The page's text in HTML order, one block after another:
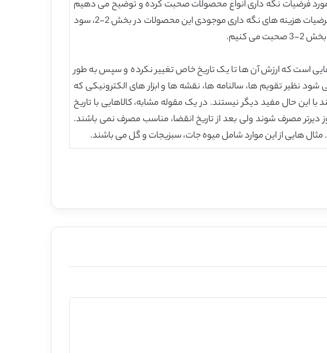
مورد فرضیات نگه داری انواع محصولات صحبت کرده و توضیح می دهیم
که چگونه می توان از آن ها در مدل استفاده کرد. به طور خاص، ما در مورد انواع فساد محصول در بخش 2-1، فرضیات هزینه های نگه داری موجودی این محصولات در بخش 2-2، سود
فاسد شدن وجود ندارد(30). نخستین مورد شامل کالاهایی است که ارزش آن ها تا یک تاریخ خاص تغییر نکرده و سپس به طور
نظیر تقویم ها، سالنامه ها، نقشه ها و ابزار های الکترونیکی که
این حال مفید دیگر نیستند. در یک مقوله مشابه، کالاهایی با تاریخ
مصرف شوند ولی بعد از تاریخ انقضا، مناسب مصرف نمی باشند.
هایی از این موارد شامل میوه جات، سبزیجات و گل می باشند.